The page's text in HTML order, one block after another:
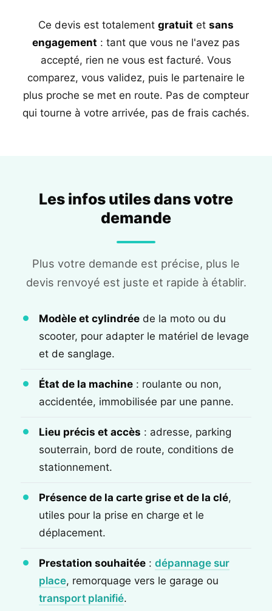
Ce devis est totalement gratuit et sans
engagement : tant que vous ne l'avez pas
accepté, rien ne vous est facturé. Vous
comparez, vous validez, puis le partenaire le
plus proche se met en route. Pas de compteur
qui tourne à votre arrivée, pas de frais cachés.
Les infos utiles dans votre
demande
Plus votre demande est précise, plus le
devis renvoyé est juste et rapide à établir.
Modèle et cylindrée de la moto ou du
scooter, pour adapter le matériel de levage
et de sanglage.
État de la machine : roulante ou non,
accidentée, immobilisée par une panne.
Lieu précis et accès : adresse, parking
souterrain, bord de route, conditions de
stationnement.
Présence de la carte grise et de la clé,
utiles pour la prise en charge et le
déplacement.
Prestation souhaitée : dépannage sur
place, remorquage vers le garage ou
transport planifié.